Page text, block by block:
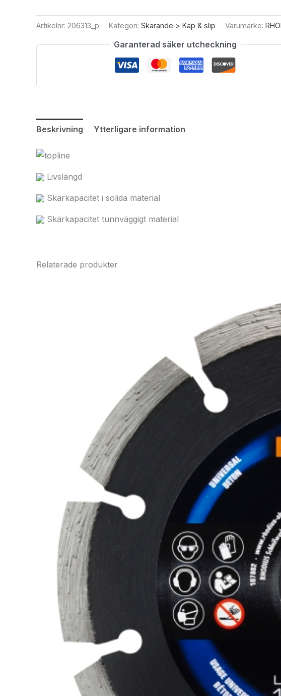
Artikelnr: 206313_p Kategori: Skärande > Kap & slip Varumärke:
Garanterad säker utcheckning
Beskrivning Ytterligare information
Livslängd
Skärkapacitet i solida material
Skärkapacitet tunnväggigt material
Relaterade produkter